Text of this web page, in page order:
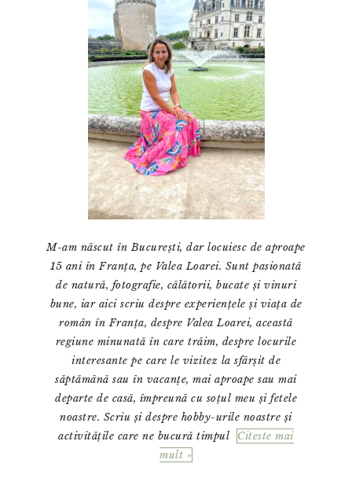
M-am născut în București, dar locuiesc de aproape
15 ani în Franța, pe Valea Loarei. Sunt pasionată
de natură, fotografie, călătorii, bucate și vinuri
bune, iar aici scriu despre experiențele și viața de
român în Franța, despre Valea Loarei, această
regiune minunată în care trăim, despre locurile
interesante pe care le vizitez la sfârșit de
săptămână sau în vacanțe, mai aproape sau mai
departe de casă, împreună cu soțul meu și fetele
noastre. Scriu și despre hobby-urile noastre și
activitățile care ne bucură timpul
Citeste mai
mult »